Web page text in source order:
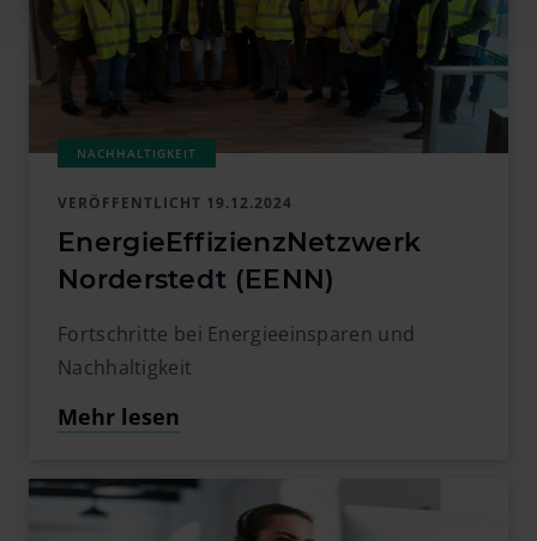
führen.
VERÖFFENTLICHT 19.12.2024
EnergieEffizienzNetzwerk
Norderstedt (EENN)
Fortschritte bei Energieeinsparen und
Nachhaltigkeit
Mehr lesen